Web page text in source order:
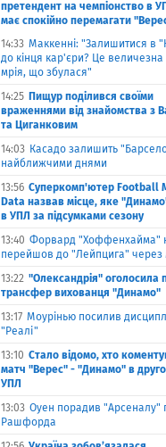
претендент на чемпіонство в
має спокійно перемагати
14:33 Маккенні: "Залишитися в
до кінця кар'єри? Це величезна
мрія, що збулася"
14:25 Пищур поділився своїми
враженнями від знайомства з
та Циганковим
14:03 Касадо залишить
найближчими днями
13:56 Суперкомп'ютер Football
Data назвав місце, яке
в УПЛ за підсумками сезону
13:40 Форвард "Хоффенхайма"
перейшов до "Лейпцига" через
13:22 "Олександрія" оголосила
трансфер вихованця "Динамо"
13:17 Моурінью посилив
"Реалі"
13:10 Стало відомо, хто
матч "Верес" - "Динамо" в
УПЛ
13:03 Оуен порадив "Арсеналу"
Рашфорда